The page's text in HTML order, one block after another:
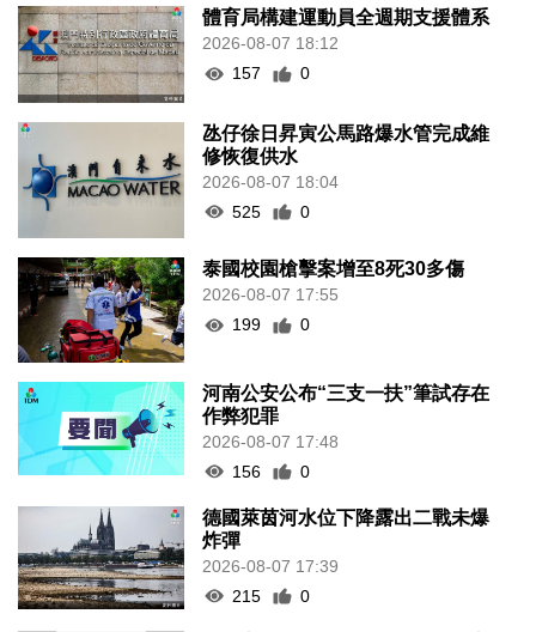
體育局構建運動員全週期支援體系
2026-08-07 18:12
157
0
氹仔徐日昇寅公馬路爆水管完成維
修恢復供水
2026-08-07 18:04
525
0
泰國校園槍擊案增至8死30多傷
2026-08-07 17:55
199
0
河南公安公布“三支一扶”筆試存在
作弊犯罪
2026-08-07 17:48
156
0
德國萊茵河水位下降露出二戰未爆
炸彈
2026-08-07 17:39
215
0